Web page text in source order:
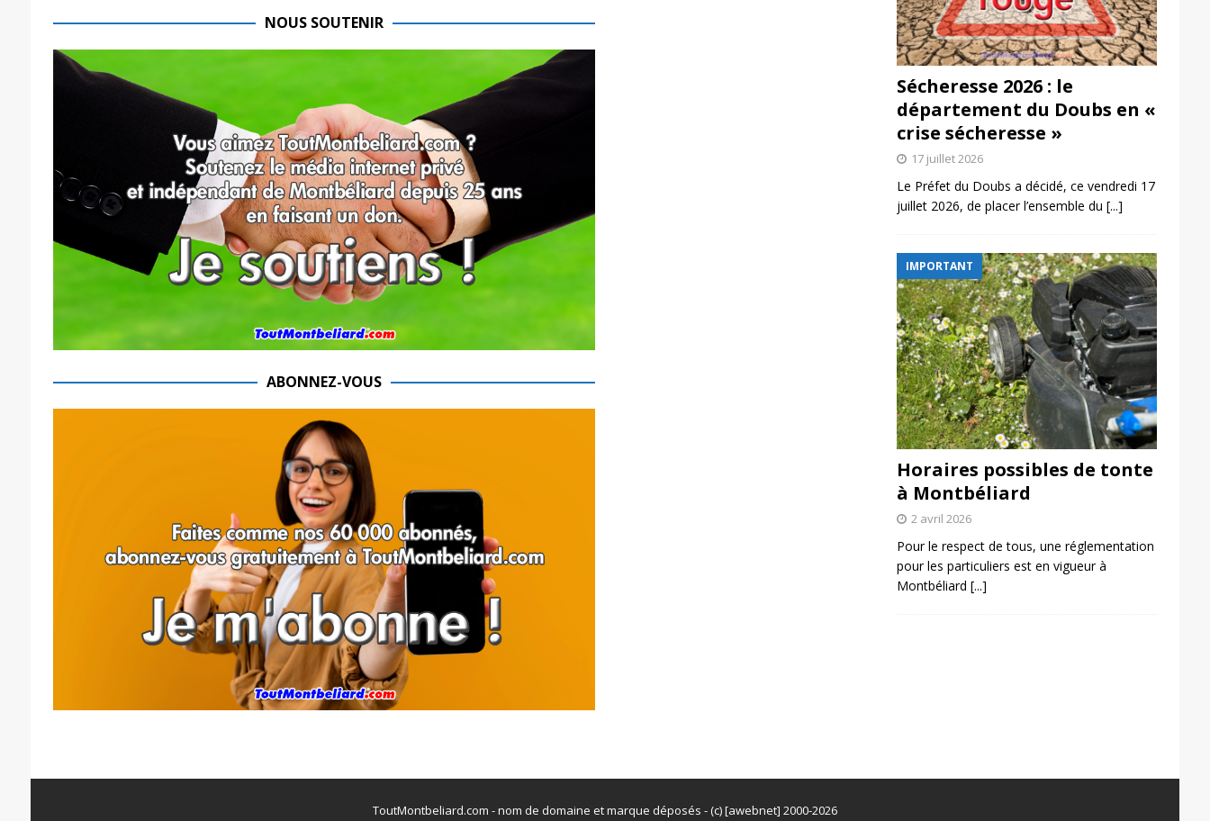
NOUS SOUTENIR
ABONNEZ-VOUS
Sécheresse 2026 : le
département du Doubs en «
crise sécheresse »
17 juillet 2026
Le Préfet du Doubs a décidé, ce vendredi 17
juillet 2026, de placer l’ensemble du [...]
IMPORTANT
Horaires possibles de tonte
à Montbéliard
2 avril 2026
Pour le respect de tous, une réglementation
pour les particuliers est en vigueur à
Montbéliard [...]
ToutMontbeliard.com - nom de domaine et marque déposés - (c) [awebnet] 2000-2026